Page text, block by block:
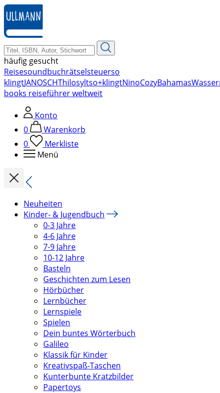
zum
Hauptinhalt
springen
häufig gesucht
Reisesoundbuchrätselsteuerso
klingtJANOSCHThilosyltso+klingtNinoCozyBahamas
books reiseführer weltweit
Konto
0
Warenkorb
0
Merkliste
Menü
Neuheiten
Kinder- & Jugendbuch
0-3 Jahre
4-6 Jahre
7-9 Jahre
10-12 Jahre
Basteln
Geschichten zum Lesen
Hörbücher
Lernbücher
Lernspiele
Spielen
Dein buntes Wörterbuch
Galileo
Klassik für Kinder
Kreativspaß-Taschen
Kunterbunte Kratzbilder
Papertoys